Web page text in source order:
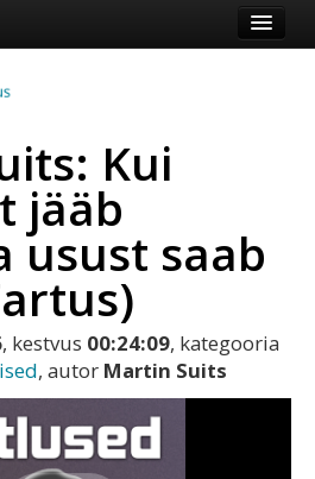
Logi sisse või registreeru
Kui
jääb
usust saab
, kestvus 00:24:09, kategooria
, autor Martin Suits